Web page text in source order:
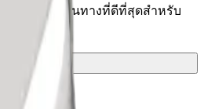
ราและค้นหาเส้นทางที่ดีที่สุดสำหรับ